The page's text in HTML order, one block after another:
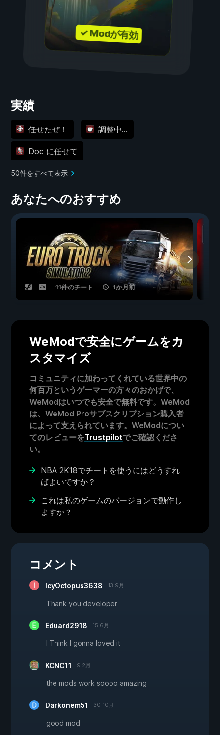
✓ Modが有効
実績
任せたぜ！ 調整中...
Doc に任せて
50件をすべて表示
あなたへのおすすめ
11件のチート 1か月前
WeModで安全にゲームをカ
スタマイズ
コミュニティに加わってくれている世界中の
何百万というゲーマーの方々のおかげで、
WeModはいつでも安全で無料です。WeMod
は、WeMod Proサブスクリプション購入者
によって支えられています。WeModについ
てのレビューをTrustpilotでご確認くださ
い。
NBA 2K18でチートを使うにはどうすれ
ばよいですか？
これは私のゲームのバージョンで動作し
ますか？
コメント
IcyOctopus3638 13 9月
Thank you developer
Eduard2918 15 6月
I Think I gonna loved it
KCNC11 9 2月
the mods work soooo amazing
Darkonem51 30 10月
good mod